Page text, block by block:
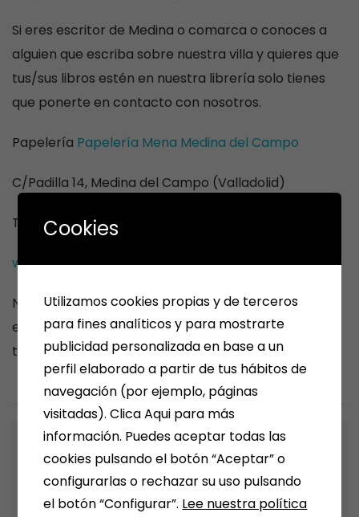
Si eres escritor de Medina o comarca o conoces a
alguien que escriba sobre nuestra villa y quieres que
tus/sus libros estén en nuestra librería solo tienes
que ponerte en contacto con nosotros.
Papelería Papelería Mena Medina del Campo
C/Padilla 14, Medina del Campo (Valladolid)
Tfno.: 983803145
www.papeleriamena.com
Nota: La mayoría de los libros solo están disponibles
en nuestra tienda física y no en SMOLKAY, nuestra
tienda online.https://papeleriamena.amilibro.com
Previous Post
PAPELERÍA MENA EN LA FERIA DEL LIBRO
DE MEDINA DEL CAMPO 2022.
Imágenes .
Cookies
Utilizamos cookies propias y de terceros
para fines analíticos y para mostrarte
publicidad personalizada en base a un
perfil elaborado a partir de tus hábitos de
navegación (por ejemplo, páginas
visitadas). Clica Aqui para más
información. Puedes aceptar todas las
cookies pulsando el botón “Aceptar” o
configurarlas o rechazar su uso pulsando
el botón “Configurar”. Lee nuestra política